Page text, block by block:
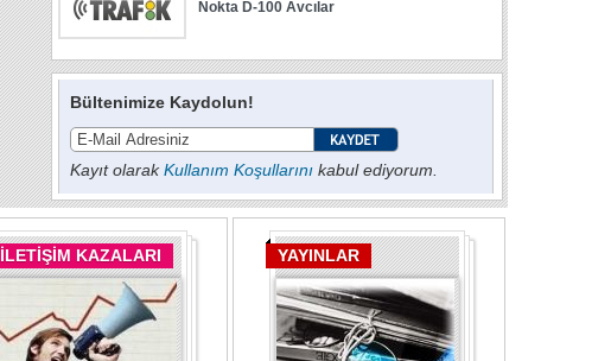
Bültenimize Kaydolun!
Kayıt olarakKullanım Koşullarını kabul ediyorum.
İLETİŞİM KAZALARI YAYINLAR